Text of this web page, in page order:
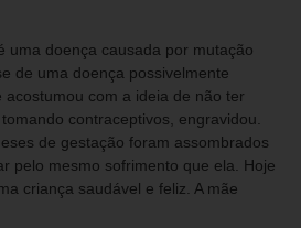
uma doença causada por mutação
de uma doença possivelmente
com a ideia de não ter
contraceptivos, engravidou.
de gestação foram assombrados
pelo mesmo sofrimento que ela. Hoje
criança saudável e feliz. A mãe